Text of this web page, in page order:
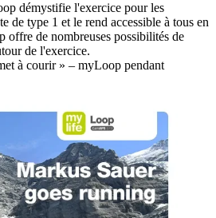
démystifie l'exercice pour les
de type 1 et le rend accessible à tous en
offre de nombreuses possibilités de
de l'exercice.
à courir » – myLoop pendant